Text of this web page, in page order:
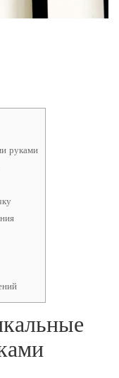
руками